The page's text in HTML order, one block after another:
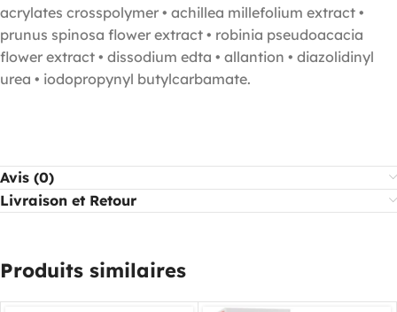
acrylates crosspolymer • achillea millefolium extract •
prunus spinosa flower extract • robinia pseudoacacia
flower extract • dissodium edta • allantion • diazolidinyl
urea • iodopropynyl butylcarbamate.
Avis (0)
Livraison et Retour
Produits similaires